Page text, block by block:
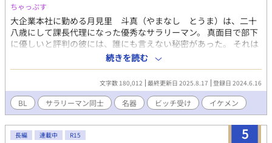
ちゃっぷす
大企業本社に勤める月見里 斗真（やまなし とうま）は、二十
八歳にして課長代理になった優秀なサラリーマン。 真面目で部下
に優しいと評判の彼には、誰にも言えない秘密があった。 それは
毎週金曜日の夜、ゲイ向けマッチングアプリで出会った男性と一
回限りのワンナイトを楽しんでいることだ。 しかし、ある日マッ
チングした相手が、なんと同僚であり犬猿の仲である小鳥遊 弦
（たかなし ゆずる）だった……！ 最大の秘密を握った小鳥遊
は、逃げようとする月見里をホテルに連れ込み――!? ※ご注意く
ださい※ ※主人公貞操観念皆無※ （小声） 月見里弟×月見里の
お話→番外編作品『月見里弟の秘めごと』
続きを読む
文字数 180,012 最終更新日 2025.8.17 登録日 2024.6.16
BL サラリーマン同士 名器 ビッチ受け イケメン
5
長編 連載中 R15